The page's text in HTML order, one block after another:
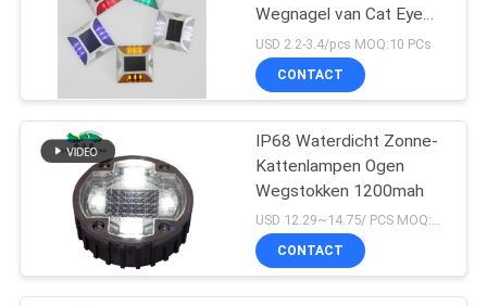
Wegnagel van Cat Eye
Road Stud Outdoor
Zonne
USD 2.2-3.4/pcs MOQ:10 PCs
CONTACT
IP68 Waterdicht Zonne-
Kattenlampen Ogen
Wegstokken 1200mah
USD 12.29~14.75/ PCS MOQ:PCs 1
CONTACT